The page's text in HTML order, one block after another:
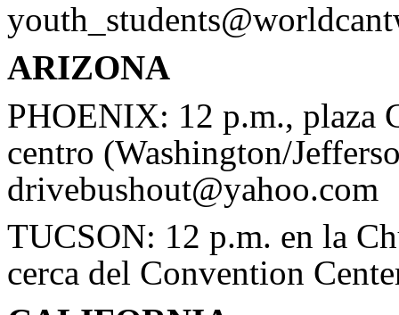
ARIZONA
PHOENIX: 12 p.m., plaza
centro (Washington/
drivebushout@yahoo.com
TUCSON: 12 p.m. en la
cerca del Convention